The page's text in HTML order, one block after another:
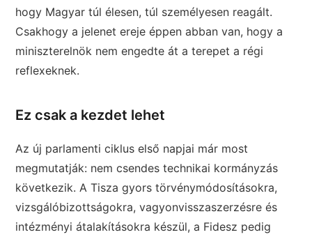
hogy Magyar túl élesen, túl személyesen reagált.
Csakhogy a jelenet ereje éppen abban van, hogy a
miniszterelnök nem engedte át a terepet a régi
reflexeknek.
Ez csak a kezdet lehet
Az új parlamenti ciklus első napjai már most
megmutatják: nem csendes technikai kormányzás
következik. A Tisza gyors törvénymódosításokra,
vizsgálóbizottságokra, vagyonvisszaszerzésre és
intézményi átalakításokra készül, a Fidesz pedig